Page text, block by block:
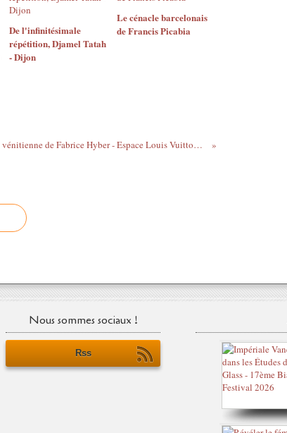
​​​​​​​De l'infinitésimale
répétition, Djamel Tatah
- Dijon
Le cénacle barcelonais
de Francis Picabia
​​​​​​​La forêt souterraine vénitienne de Fabrice Hyber - Espace Louis Vuitton Venezia - 18ème Biennale d’architecture - Venise, 2023 (VI)
Nous sommes sociaux !
Rss